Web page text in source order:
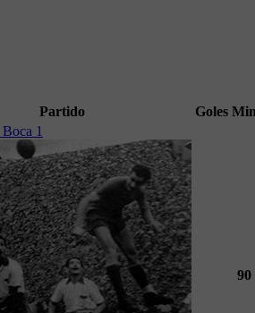
Partido Goles
1
90